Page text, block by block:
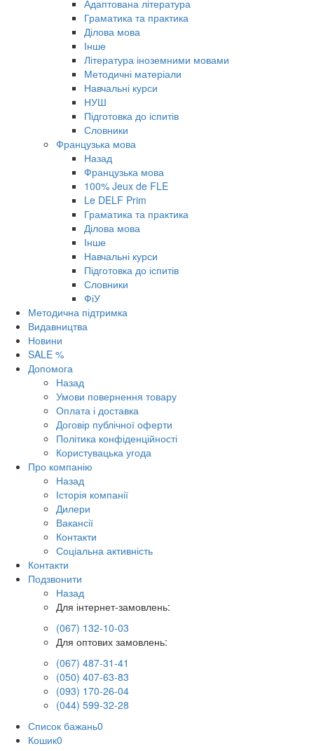
Адаптована література
Граматика та практика
Ділова мова
Інше
Література іноземними мовами
Методичні матеріали
Навчальні курси
НУШ
Підготовка до іспитів
Словники
Французька мова
Назад
Французька мова
100% Jeux de FLE
Le DELF Prim
Граматика та практика
Ділова мова
Інше
Навчальні курси
Підготовка до іспитів
Словники
ФіУ
Методична підтримка
Видавництва
Новини
SALE %
Допомога
Назад
Умови повернення товару
Оплата і доставка
Договір публічної оферти
Політика конфіденційності
Користувацька угода
Про компанію
Назад
Історія компанії
Дилери
Вакансії
Контакти
Соціальна активність
Контакти
Подзвонити
Назад
Для інтернет-замовлень:
(067) 132-10-03
Для оптових замовлень:
(067) 487-31-41
(050) 407-63-83
(093) 170-26-04
(044) 599-32-28
Список бажань0
Кошик0